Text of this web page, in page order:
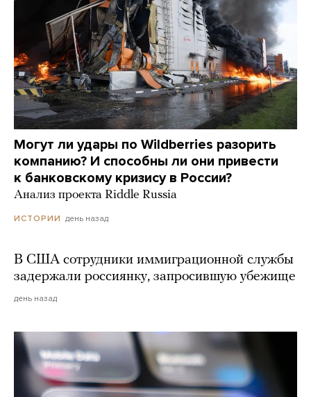
Могут ли удары по Wildberries разорить
компанию? И способны ли они привести
к банковскому кризису в России?
Анализ проекта Riddle Russia
ИСТОРИИ день назад
В США сотрудники иммиграционной службы
задержали россиянку, запросившую убежище
день назад